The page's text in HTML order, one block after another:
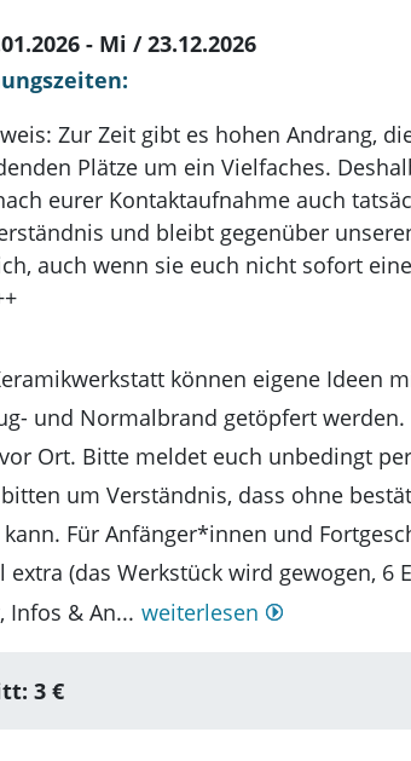
Tickets - Mi / 23.12.2026
Zur Zeit gibt es hohen Andrang,
Plätze um ein Vielfaches.
eurer Kontaktaufnahme auch
und bleibt gegenüber
auch wenn sie euch nicht sofort
können eigene Ideen
und Normalbrand getöpfert
Ort. Bitte meldet euch unbedingt
um Verständnis, dass ohne
Für Anfänger*innen und
extra (das Werkstück wird gewogen, 6
Infos & An... weiterlesen
3 €